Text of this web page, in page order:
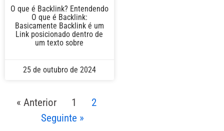
O que é Backlink? Entendendo
O que é Backlink:
Basicamente Backlink é um
Link posicionado dentro de
um texto sobre
25 de outubro de 2024
« Anterior 1
2
Seguinte »